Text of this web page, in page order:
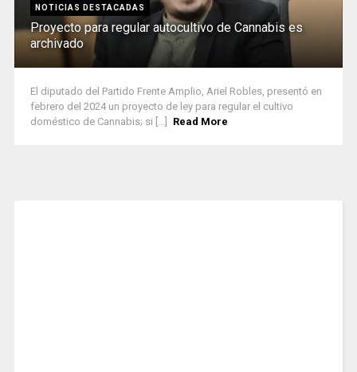
NOTICIAS DESTACADAS
Proyecto para regular autocultivo de Cannabis es
archivado
El diputado del Partido Frente Amplio, Ariel Robles, presentó en
febrero del 2024 un proyecto de ley para regular el cultivo
doméstico de Cannabis; si [...]
Read More